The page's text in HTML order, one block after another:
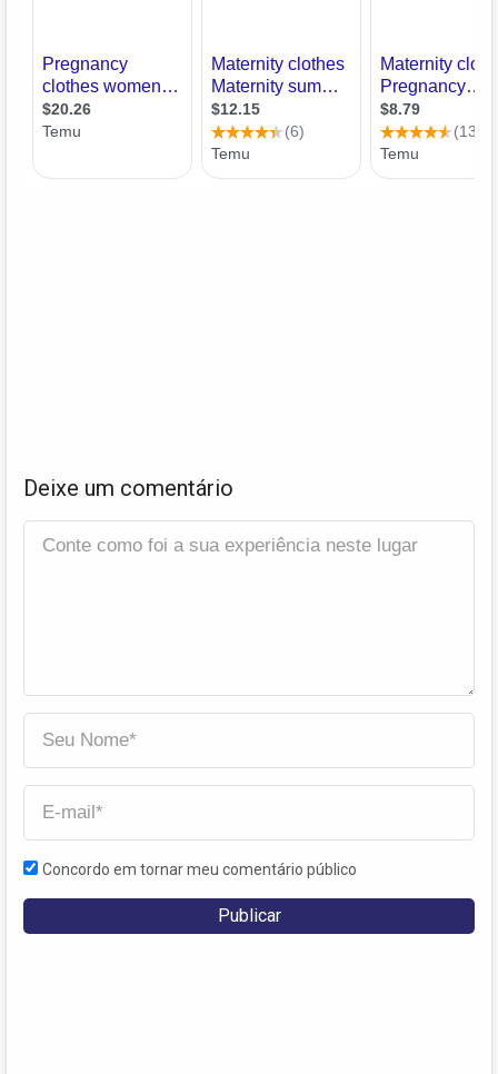
Deixe um comentário
Concordo em tornar meu comentário público